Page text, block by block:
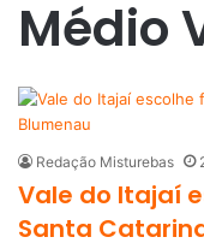
Médio
Redação Misturebas
Vale do Itajaí
Santa